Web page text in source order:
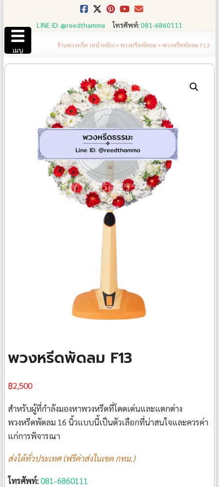
content
LINE ID: @reedthamma โทรศัพท์:081-6860111
ร้านพวงหรีด (หน้าหลัก)»พวงหรีดพัดลม »พวงหรีดพัดลม F13
พวงหรีดพัดลม F13
฿2,500
สำหรับผู้ที่กำลังมองหาพวงหรีดที่โดดเด่นและแตกต่าง
พวงหรีดพัดลม 16 นิ้วแบบนี้เป็นตัวเลือกที่น่าสนใจและควรค่า
แก่การพิจารณา
ส่งได้ทั่วประเทศ (ฟรีค่าส่งในเขต กทม.)
โทรศัพท์:081-6860111
เมนู